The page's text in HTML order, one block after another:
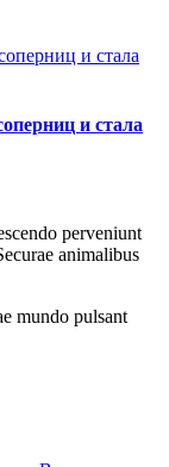
и стала
perveniunt
animalibus
mundo pulsant